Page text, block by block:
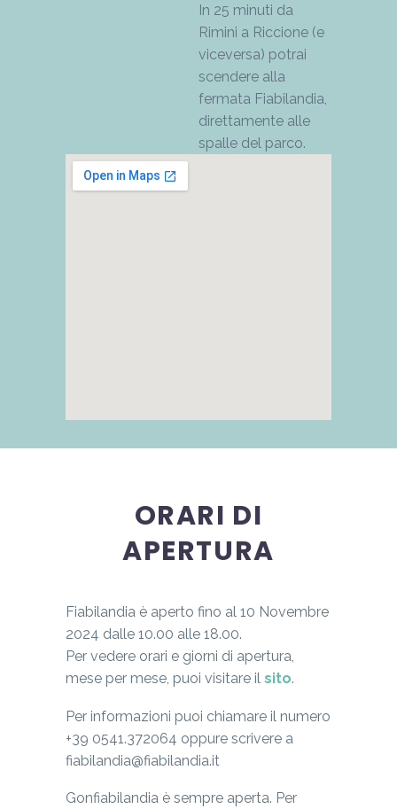
In 25 minuti da
Rimini a Riccione (e
viceversa) potrai
scendere alla
fermata Fiabilandia,
direttamente alle
spalle del parco.
ORARI DI
APERTURA
Fiabilandia è aperto fino al 10 Novembre
2024 dalle 10.00 alle 18.00.
Per vedere orari e giorni di apertura,
mese per mese, puoi visitare il sito.
Per informazioni puoi chiamare il numero
+39 0541.372064 oppure scrivere a
fiabilandia@fiabilandia.it
Gonfiabilandia è sempre aperta. Per